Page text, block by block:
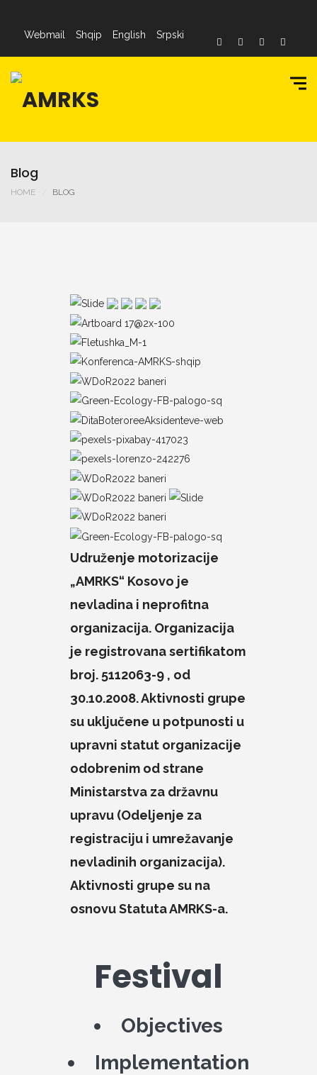
Webmail Shqip English Srpski
Blog
HOME BLOG
Udruženje motorizacije
„AMRKS“ Kosovo je
nevladina i neprofitna
organizacija. Organizacija
je registrovana sertifikatom
broj. 5112063-9 , od
30.10.2008. Aktivnosti grupe
su uključene u potpunosti u
upravni statut organizacije
odobrenim od strane
Ministarstva za državnu
upravu (Odeljenje za
registraciju i umrežavanje
nevladinih organizacija).
Aktivnosti grupe su na
osnovu Statuta AMRKS-a.
Festival
Objectives
Implementation